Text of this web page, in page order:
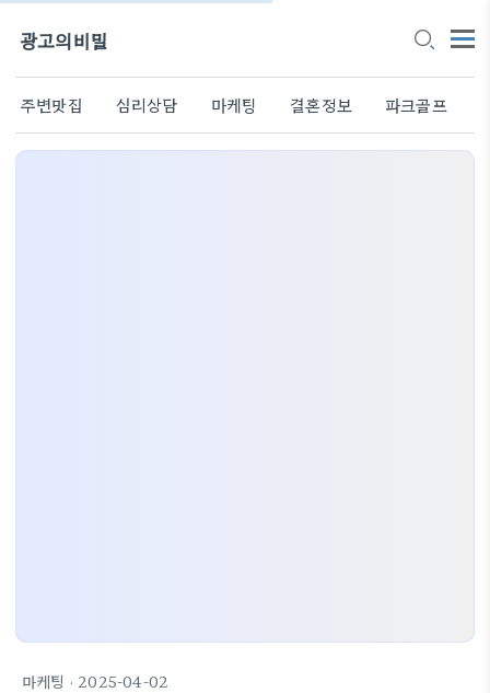
광고의비밀
주변맛집 심리상담 마케팅 결혼정보 파크골프
마케팅 · 2025-04-02